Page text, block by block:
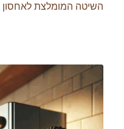
השיטה המומלצת לאחסון